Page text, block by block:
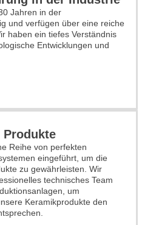
Jahren in der
und verfügen über eine reiche
haben ein tiefes Verständnis
Entwicklungen und
Produkte
Reihe von perfekten
eingeführt, um die
zu gewährleisten. Wir
technisches Team
um
Keramikprodukte den